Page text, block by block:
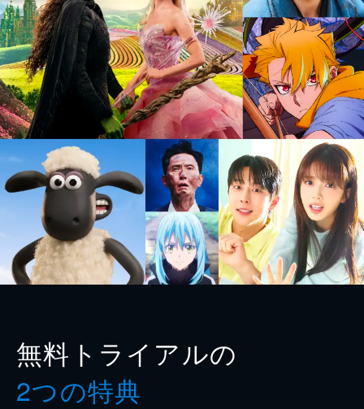
無料トライアルの
2つの特典